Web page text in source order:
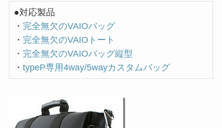
●対応製品
・ 完全無欠のVAIOバッグ
・ 完全無欠のVAIOトート
・ 完全無欠のVAIOバッグ縦型
・ typeP専用4way/5wayカスタムバッグ